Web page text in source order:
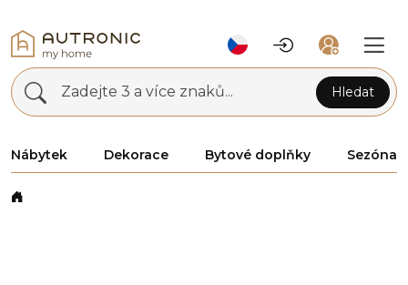
Zadejte 3 a více znaků... Hledat
Nábytek Dekorace Bytové doplňky Sezóna